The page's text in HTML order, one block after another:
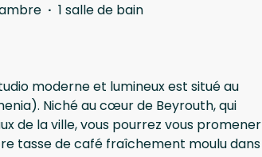
· 1 salle de bain
moderne et lumineux est situé au
Niché au cœur de Beyrouth, qui
de la ville, vous pourrez vous promener
tasse de café fraîchement moulu dans